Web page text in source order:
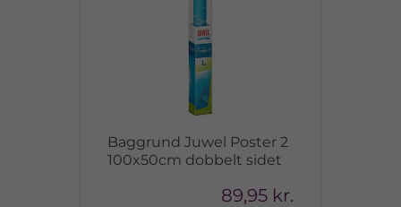
Baggrund Juwel Poster 2
100x50cm dobbelt sidet
89,95 kr.